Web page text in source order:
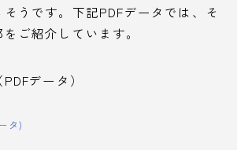
うです。下記PDFデータでは、そ
ご紹介しています。
データ）
タ)